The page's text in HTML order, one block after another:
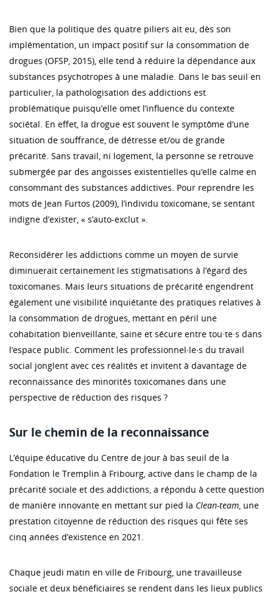
Bien que la politique des quatre piliers ait eu, dès son
implémentation, un impact positif sur la consommation de
drogues (OFSP, 2015), elle tend à réduire la dépendance aux
substances psychotropes à une maladie. Dans le bas seuil en
particulier, la pathologisation des addictions est
problématique puisqu’elle omet l’influence du contexte
sociétal. En effet, la drogue est souvent le symptôme d’une
situation de souffrance, de détresse et/ou de grande
précarité. Sans travail, ni logement, la personne se retrouve
submergée par des angoisses existentielles qu’elle calme en
consommant des substances addictives. Pour reprendre les
mots de Jean Furtos (2009), l’individu toxicomane, se sentant
indigne d’exister, « s’auto-exclut ».
Reconsidérer les addictions comme un moyen de survie
diminuerait certainement les stigmatisations à l’égard des
toxicomanes. Mais leurs situations de précarité engendrent
également une visibilité inquiétante des pratiques relatives à
la consommation de drogues, mettant en péril une
cohabitation bienveillante, saine et sécure entre tou·te·s dans
l’espace public. Comment les professionnel∙le∙s du travail
social jonglent avec ces réalités et invitent à davantage de
reconnaissance des minorités toxicomanes dans une
perspective de réduction des risques ?
Sur le chemin de la reconnaissance
L’équipe éducative du Centre de jour à bas seuil de la
Fondation le Tremplin à Fribourg, active dans le champ de la
précarité sociale et des addictions, a répondu à cette question
de manière innovante en mettant sur pied la Clean-team, une
prestation citoyenne de réduction des risques qui fête ses
cinq années d’existence en 2021.
Chaque jeudi matin en ville de Fribourg, une travailleuse
sociale et deux bénéficiaires se rendent dans les lieux publics